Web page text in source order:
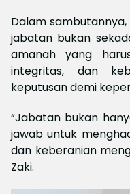
Dalam
jabatan bukan
amanah yang
integritas, dan
keputusan demi
“Jabatan bukan
jawab untuk
dan keberanian
Zaki.